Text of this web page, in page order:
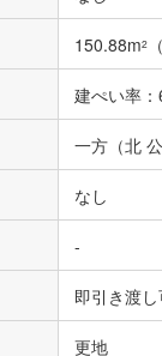
150.88m2
建ぺい率
一方（北
なし
-
即引き渡
更地